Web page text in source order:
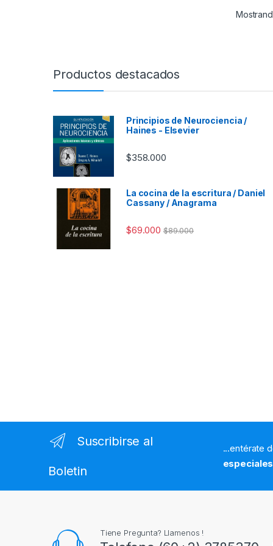
Productos destacados
Principios de Neurociencia /
Haines - Elsevier
$358.000
La cocina de la escritura / Daniel
Cassany / Anagrama
$69.000 $89.000
Suscribirse al
Boletin
...entérate
especiales
Tiene Pregunta? Llamenos !